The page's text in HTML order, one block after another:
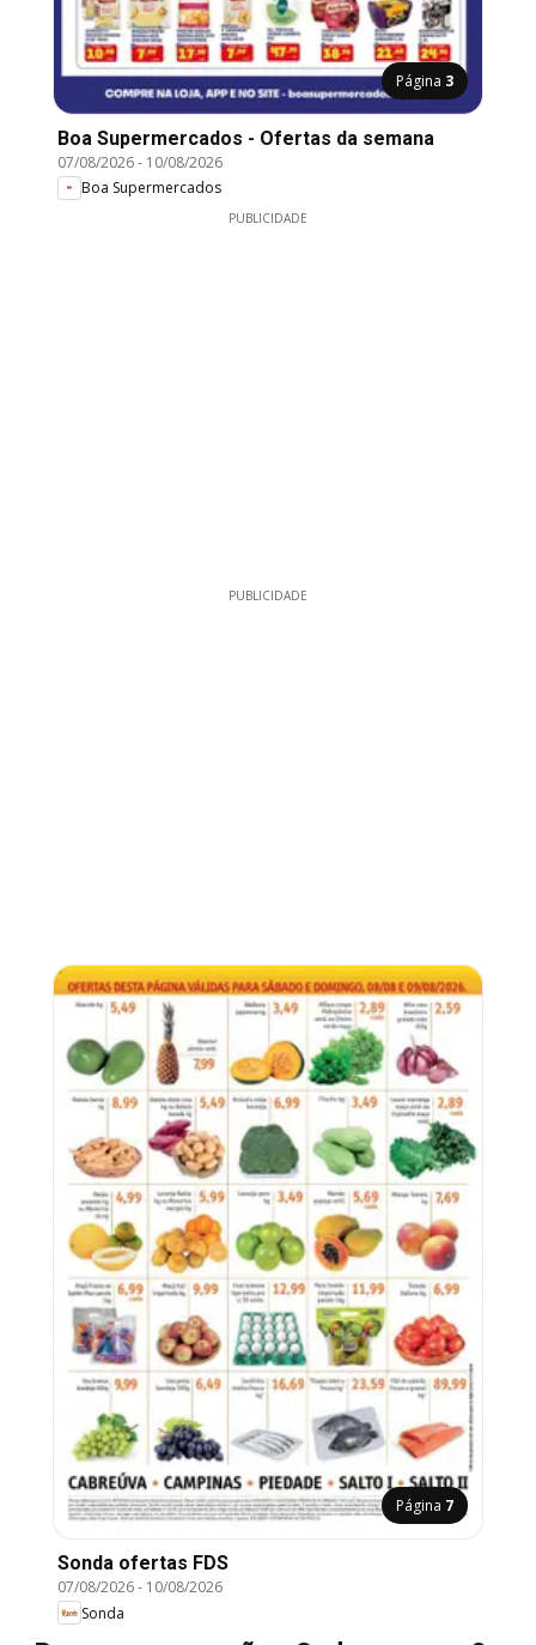
Página 3
Boa Supermercados - Ofertas da semana
07/08/2026- 10/08/2026
Boa Supermercados
PUBLICIDADE
PUBLICIDADE
Página 7
Sonda ofertas FDS
07/08/2026- 10/08/2026
Sonda